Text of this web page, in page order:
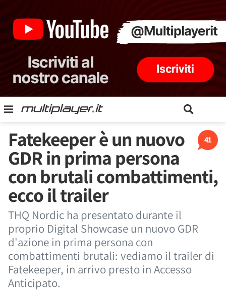
41
Fatekeeper è un nuovo
GDR in prima persona
con brutali combattimenti,
ecco il trailer
THQ Nordic ha presentato durante il
proprio Digital Showcase un nuovo GDR
d'azione in prima persona con
combattimenti brutali: vediamo il trailer di
Fatekeeper, in arrivo presto in Accesso
Anticipato.